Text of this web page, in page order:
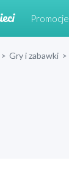
Promocje
> Gry i zabawki >